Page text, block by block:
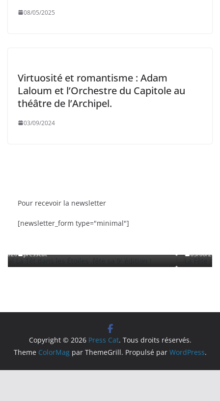
08/05/2025
Virtuosité et romantisme : Adam
Laloum et l’Orchestre du Capitole au
théâtre de l’Archipel.
03/09/2024
Pour recevoir la newsletter
[newsletter_form type="minimal"]
fête sa 9ᵉ édition
La Fête de la Mer et des
03/08/2026 presscat
Copyright © 2026 Press Cat. Tous droits réservés.
Theme ColorMagpar ThemeGrill. Propulsé par WordPress.